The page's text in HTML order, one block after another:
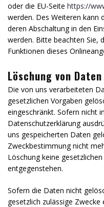
oder die EU-Seite https://
werden. Des Weiteren kann
deren Abschaltung in den
werden. Bitte beachten Sie,
Funktionen dieses
Löschung von Daten
Die von uns verarbeiteten
gesetzlichen Vorgaben
eingeschränkt. Sofern nicht
Datenschutzerklärung
uns gespeicherten Daten
Zweckbestimmung nicht
Löschung keine
entgegenstehen.
Sofern die Daten nicht
gesetzlich zulässige